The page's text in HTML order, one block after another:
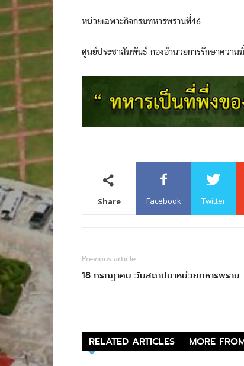
หน่วยเฉพาะกิจกรมทหารพรานที่46
ศูนย์ประชาสัมพันธ์ กองอำนวยการรักษาควา
Share Facebook Twitter
Previous article
18 กรกฎาคม วันสถาปนาหน่วยทหารพราน
RELATED ARTICLES MORE